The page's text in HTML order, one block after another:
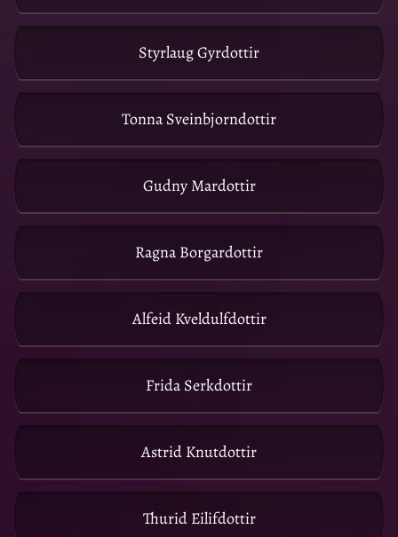
Styrlaug Gyrdottir
Tonna Sveinbjorndottir
Gudny Mardottir
Ragna Borgardottir
Alfeid Kveldulfdottir
Frida Serkdottir
Astrid Knutdottir
Thurid Eilifdottir